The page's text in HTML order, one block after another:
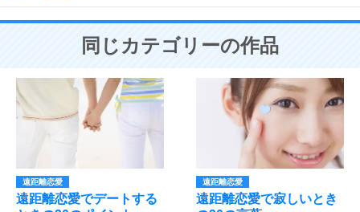
同じカテゴリーの作品
遠距離恋愛
遠距離恋愛でデートする
遠距離恋愛
遠距離恋愛で寂しいとき